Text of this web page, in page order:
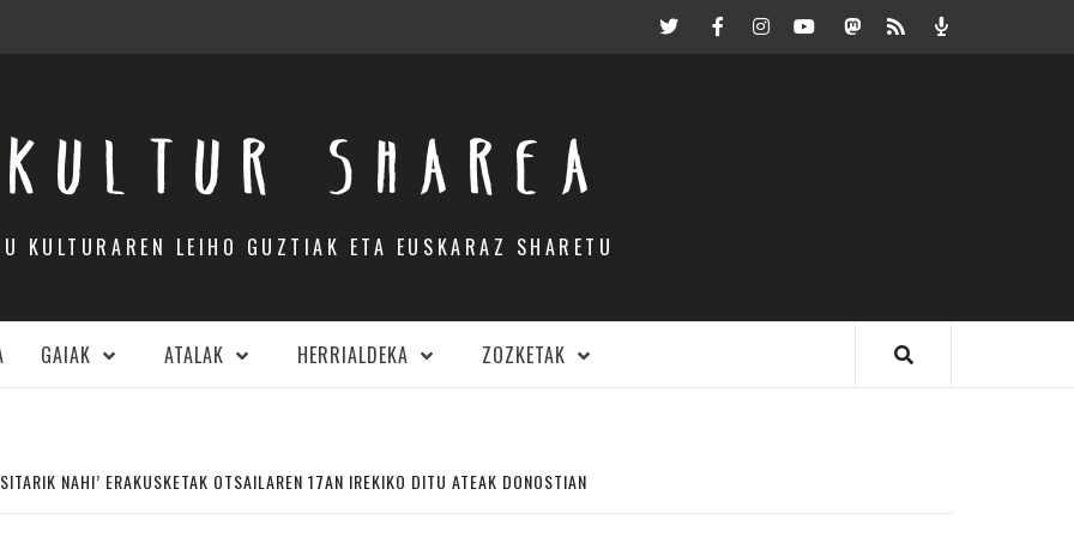
TwitterFacebookInstagramYoutubeMastodon.eus
RSS Podcast
KULTUR SHAREA
KULTURAREN LEIHO GUZTIAK ETA EUSKARAZ SHARETU
GAIAK ATALAK HERRIALDEKA ZOZKETAK
NAHI’ ERAKUSKETAK OTSAILAREN 17AN IREKIKO DITU ATEAK DONOSTIAN